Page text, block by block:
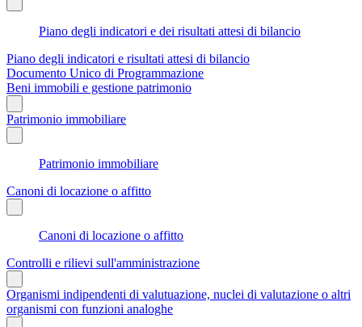
Piano degli indicatori e dei risultati attesi di bilancio
Piano degli indicatori e risultati attesi di bilancio
Documento Unico di Programmazione
Beni immobili e gestione patrimonio
Patrimonio immobiliare
Patrimonio immobiliare
Canoni di locazione o affitto
Canoni di locazione o affitto
Controlli e rilievi sull'amministrazione
Organismi indipendenti di valutuazione, nuclei di valutazione o altri
organismi con funzioni analoghe